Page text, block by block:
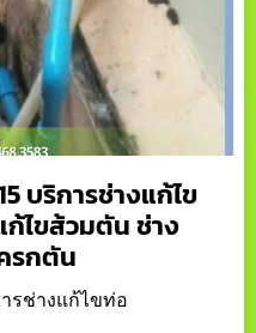
บริการช่างแก้ไข
ไขส้วมตัน ช่าง
รกตัน
รช่างแก้ไขท่อ